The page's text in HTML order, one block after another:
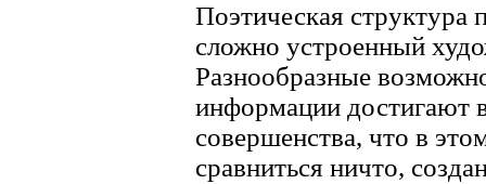
Поэтическая структура
сложно устроенный
Разнообразные
информации достигают
совершенства, что в
сравниться ничто,